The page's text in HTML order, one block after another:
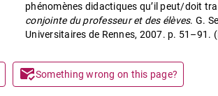
phénomènes didactiques qu’il peut/doit
conjointe du professeur et des élèves. G.
Universitaires de Rennes, 2007. p. 51–91.
mark_email_readSomething wrong on this page?